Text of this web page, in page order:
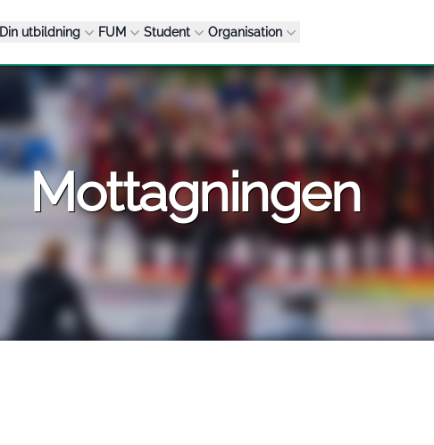
Din utbildning FUM Student Organisation
Mottagningen